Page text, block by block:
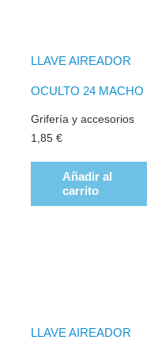
LLAVE AIREADOR
OCULTO 24 MACHO
Grifería y accesorios
1,85€
Añadir al
carrito
LLAVE AIREADOR